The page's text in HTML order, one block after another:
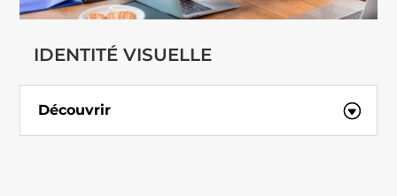
IDENTITÉ VISUELLE
Découvrir